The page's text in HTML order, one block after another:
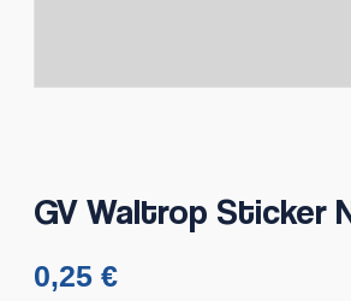
GV Waltrop Sticker
0,25 €